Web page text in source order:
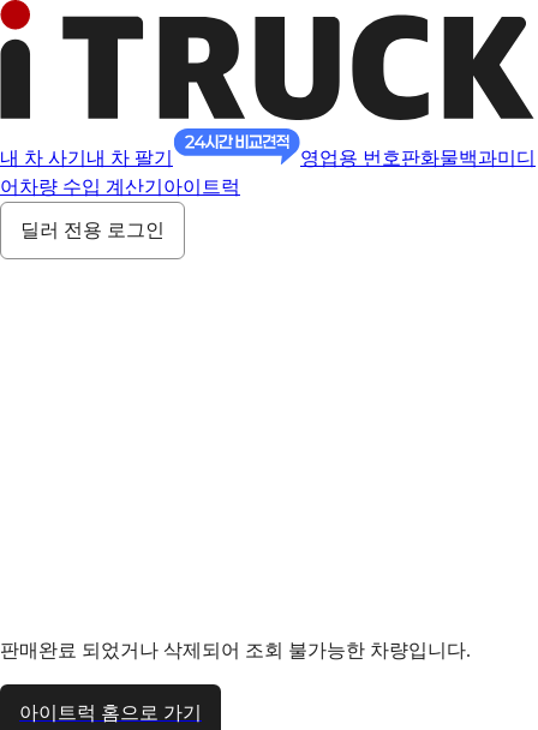
내 차 사기 내 차 팔기 영업용 번호판화물백과미디
어 차량 수입 계산기 아이트럭
딜러 전용 로그인
판매완료 되었거나 삭제되어 조회 불가능한 차량입니다.
아이트럭 홈으로 가기